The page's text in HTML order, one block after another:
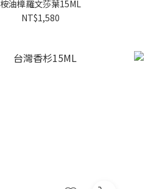
桉油樟羅文莎葉15ML
NT$1,580